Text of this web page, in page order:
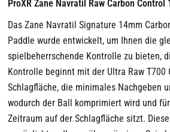
ProXR Zane Navratil Raw Carbon Control
Das Zane Navratil Signature 14mm
Paddle wurde entwickelt, um Ihnen die
spielbeherrschende Kontrolle zu bieten,
Kontrolle beginnt mit der Ultra Raw T700
Schlagfläche, die minimales Nachgeben
wodurch der Ball komprimiert wird und
Zeitraum auf der Schlagfläche sitzt.